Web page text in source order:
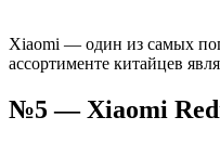
Xiaomi — один из самых
ассортименте китайцев
№5 — Xiaomi